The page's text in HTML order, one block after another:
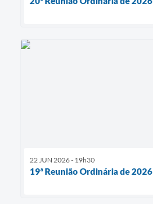
22 JUN 2026 - 19h30
19ª Reunião Ordinária de 2026